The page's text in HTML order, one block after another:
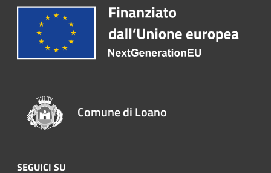
Comune di Loano
SEGUICI SU